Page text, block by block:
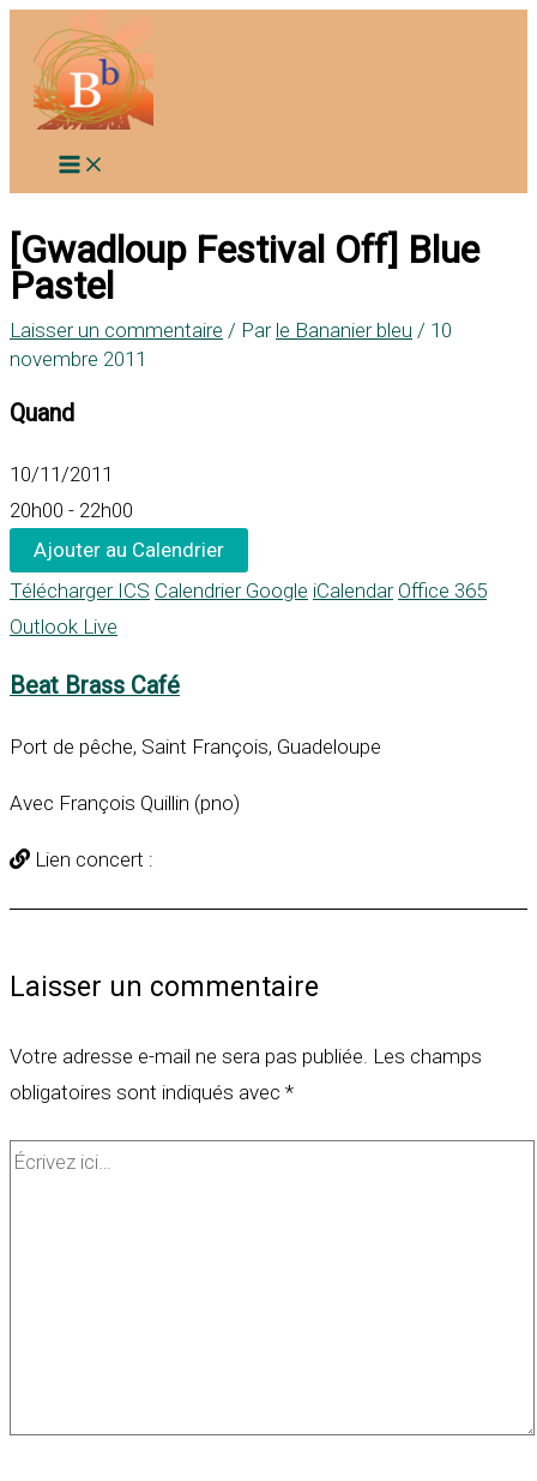
contenu
[Gwadloup Festival Off] Blue
Pastel
Laisser un commentaire / Par le Bananier bleu / 10
novembre 2011
Quand
10/11/2011
20h00 - 22h00
Ajouter au Calendrier
Télécharger ICS Calendrier Google iCalendar Office 365
Outlook Live
Beat Brass Café
Port de pêche, Saint François, Guadeloupe
Avec François Quillin (pno)
Lien concert :
Laisser un commentaire
Votre adresse e-mail ne sera pas publiée. Les champs
obligatoires sont indiqués avec *
Écrivez